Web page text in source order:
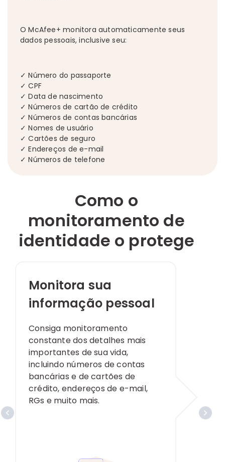
O McAfee+ monitora automaticamente seus
dados pessoais, inclusive seu:
✓ Número do passaporte
✓ CPF
✓ Data de nascimento
✓ Números de cartão de crédito
✓ Números de contas bancárias
✓ Nomes de usuário
✓ Cartões de seguro
✓ Endereços de e-mail
✓ Números de telefone
Como o
monitoramento de
identidade o protege
Monitora sua
informação pessoal
Consiga monitoramento
constante dos detalhes mais
importantes de sua vida,
incluindo números de contas
bancárias e de cartões de
crédito, endereços de e-mail,
RGs e muito mais.